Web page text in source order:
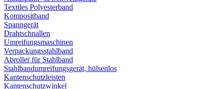
Textiles Polyesterband
Kompositband
Spanngerät
Drahtschnallen
Umreifungsmaschinen
Verpackungsstahlband
Abroller für Stahlband
Stahlbandumreifungsgerät, hülsenlos
Kantenschutzleisten
Kantenschutzwinkel